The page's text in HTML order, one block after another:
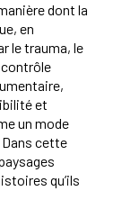
dont la
en
le trauma, le
et
un mode
cette
qu’ils